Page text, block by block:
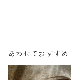
あわせておすすめ